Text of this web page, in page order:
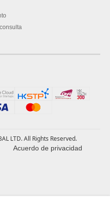
LTD. All Rights Reserved.
Acuerdo de privacidad